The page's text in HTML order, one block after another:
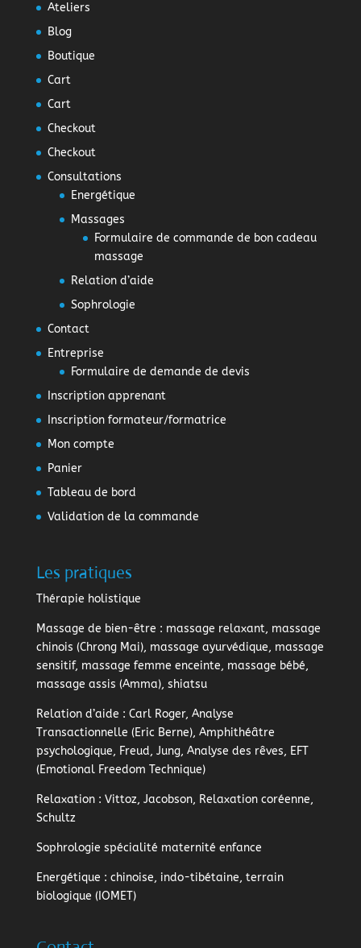
Ateliers
Blog
Boutique
Cart
Cart
Checkout
Checkout
Consultations
Energétique
Massages
Formulaire de commande de bon cadeau
massage
Relation d’aide
Sophrologie
Contact
Entreprise
Formulaire de demande de devis
Inscription apprenant
Inscription formateur/formatrice
Mon compte
Panier
Tableau de bord
Validation de la commande
Les pratiques
Thérapie holistique
Massage de bien-être : massage relaxant, massage
chinois (Chrong Mai), massage ayurvédique, massage
sensitif, massage femme enceinte, massage bébé,
massage assis (Amma), shiatsu
Relation d’aide : Carl Roger, Analyse
Transactionnelle (Eric Berne), Amphithéâtre
psychologique, Freud, Jung, Analyse des rêves, EFT
(Emotional Freedom Technique)
Relaxation: Vittoz, Jacobson, Relaxation coréenne,
Schultz
Sophrologie spécialité maternité enfance
Energétique : chinoise, indo-tibétaine, terrain
biologique (IOMET)